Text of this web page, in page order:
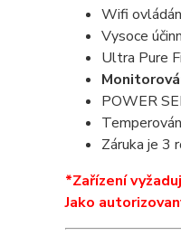
Wifi
Vysoce
Ultra Pure
POWER
Záruka je 3
*Zařízení
Jako